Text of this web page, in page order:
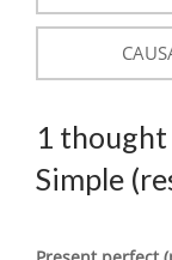
1 thought
Simple